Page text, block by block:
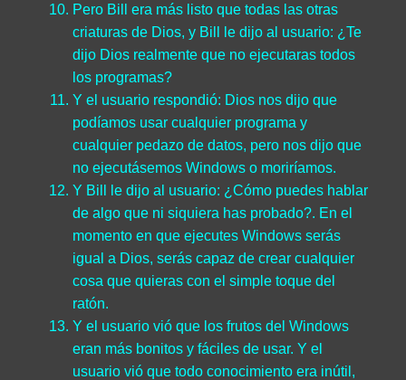
Pero Bill era más listo que todas las otras
criaturas de Dios, y Bill le dijo al usuario: ¿Te
dijo Dios realmente que no ejecutaras todos
los programas?
Y el usuario respondió: Dios nos dijo que
podíamos usar cualquier programa y
cualquier pedazo de datos, pero nos dijo que
no ejecutásemos Windows o moriríamos.
Y Bill le dijo al usuario: ¿Cómo puedes hablar
de algo que ni siquiera has probado?. En el
momento en que ejecutes Windows serás
igual a Dios, serás capaz de crear cualquier
cosa que quieras con el simple toque del
ratón.
Y el usuario vió que los frutos del Windows
eran más bonitos y fáciles de usar. Y el
usuario vió que todo conocimiento era inútil,